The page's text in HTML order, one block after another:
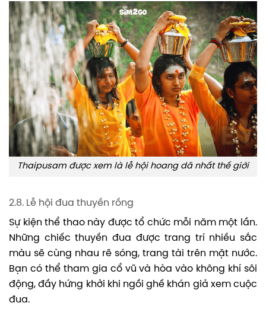
Thaipusam được xem là lễ hội hoang dã nhất thế giới
2.8. Lễ hội đua thuyền rồng
Sự kiện thể thao này được tổ chức mỗi năm một lần.
Những chiếc thuyền đua được trang trí nhiều sắc
màu sẽ cùng nhau rẽ sóng, trang tài trên mặt nước.
Bạn có thể tham gia cổ vũ và hòa vào không khí sôi
động, đầy hứng khởi khi ngồi ghế khán giả xem cuộc
đua.